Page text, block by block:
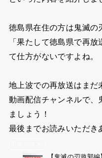
徳島県在住の方は鬼滅の
「果たして徳島県で再
て仕方がないですよね。
地上波での再放送はまだ
動画配信チャンネルで、
ましょう！
最後までお読みいただき